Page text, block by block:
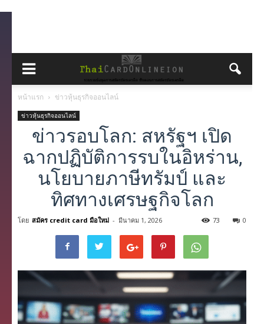
หน้าแรก ข่าวหุ้นธุรกิจออนไลน์
ข่าวหุ้นธุรกิจออนไลน์
ข่าวรอบโลก: สหรัฐฯ เปิด
ฉากปฏิบัติการรบในอิหร่าน,
นโยบายภาษีทรัมป์ และ
ทิศทางเศรษฐกิจโลก
โดย สมัคร credit card มือใหม่ - มีนาคม 1, 2026 0
73